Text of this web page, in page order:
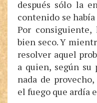
después sólo la
contenido se
Por
bien seco. Y
resolver aquel
a quien, según
nada de
el fuego que ardía